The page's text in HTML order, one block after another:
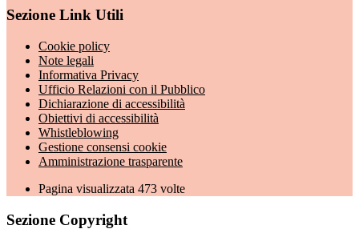
Sezione Link Utili
Cookie policy
Note legali
Informativa Privacy
Ufficio Relazioni con il Pubblico
Dichiarazione di accessibilità
Obiettivi di accessibilità
Whistleblowing
Gestione consensi cookie
Amministrazione trasparente
Pagina visualizzata 473 volte
Sezione Copyright